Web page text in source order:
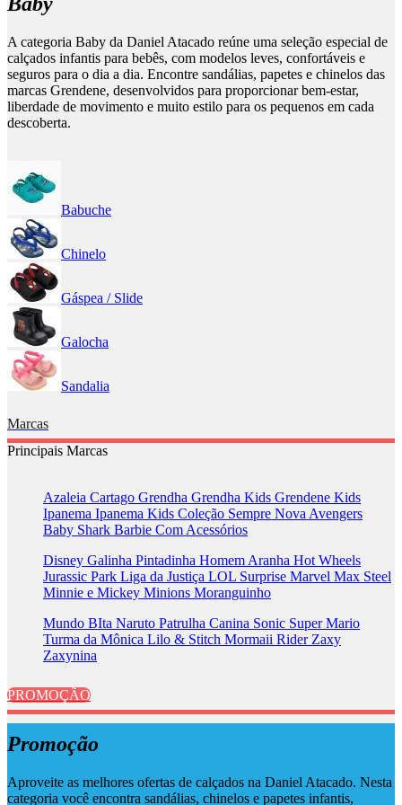
A categoria Baby da Daniel Atacado reúne uma seleção especial de
calçados infantis para bebês, com modelos leves, confortáveis e
seguros para o dia a dia. Encontre sandálias, papetes e chinelos das
marcas Grendene, desenvolvidos para proporcionar bem-estar,
liberdade de movimento e muito estilo para os pequenos em cada
descoberta.
Babuche
Chinelo
Gáspea / Slide
Galocha
Sandalia
Marcas
Principais Marcas
Azaleia Cartago Grendha Grendha Kids Grendene Kids
Ipanema Ipanema Kids Coleção Sempre Nova Avengers
Baby Shark Barbie Com Acessórios
Disney Galinha Pintadinha Homem Aranha Hot Wheels
Jurassic Park Liga da Justiça LOL Surprise Marvel Max Steel
Minnie e Mickey Minions Moranguinho
Mundo BIta Naruto Patrulha Canina Sonic Super Mario
Turma da Mônica Lilo & Stitch Mormaii Rider Zaxy
Zaxynina
PROMOÇÃO
Promoção
Aproveite as melhores ofertas de calçados na Daniel Atacado. Nesta
categoria você encontra sandálias, chinelos e papetes infantis,